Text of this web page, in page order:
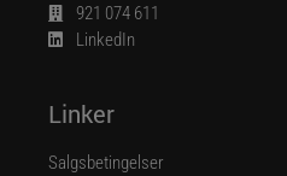
Linker
Salgsbetingelser
921 074 611
LinkedIn